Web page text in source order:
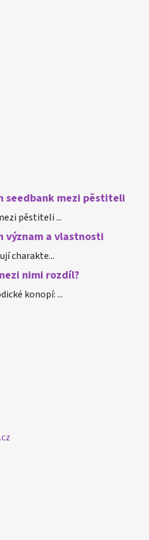
seedbank mezi pěstiteli
pěstiteli ...
význam a vlastnosti
charakte...
nimi rozdíl?
konopí: ...